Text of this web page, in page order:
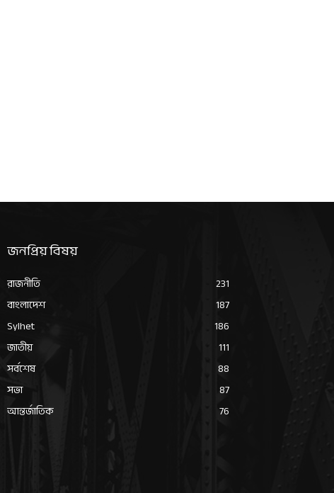
জনপ্রিয় বিষয়
রাজনীতি
231
বাংলাদেশ
187
Sylhet
186
জাতীয়
111
সর্বশেষ
88
সভা
87
আন্তর্জাতিক
76